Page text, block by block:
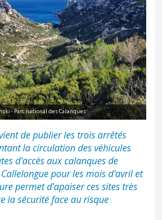
- Parc national des Calanques
de publier les trois arrêtés
la circulation des véhicules
d'accès aux calanques de
pour les mois d'avril et
permet d'apaiser ces sites très
la sécurité face au risque